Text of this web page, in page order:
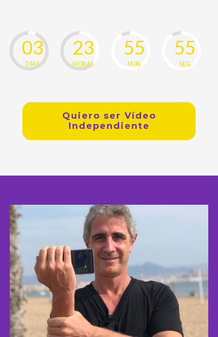
03
DÍAS
23
HORAS
55
MIN
54
SEG
Quiero ser Vídeo
Independiente